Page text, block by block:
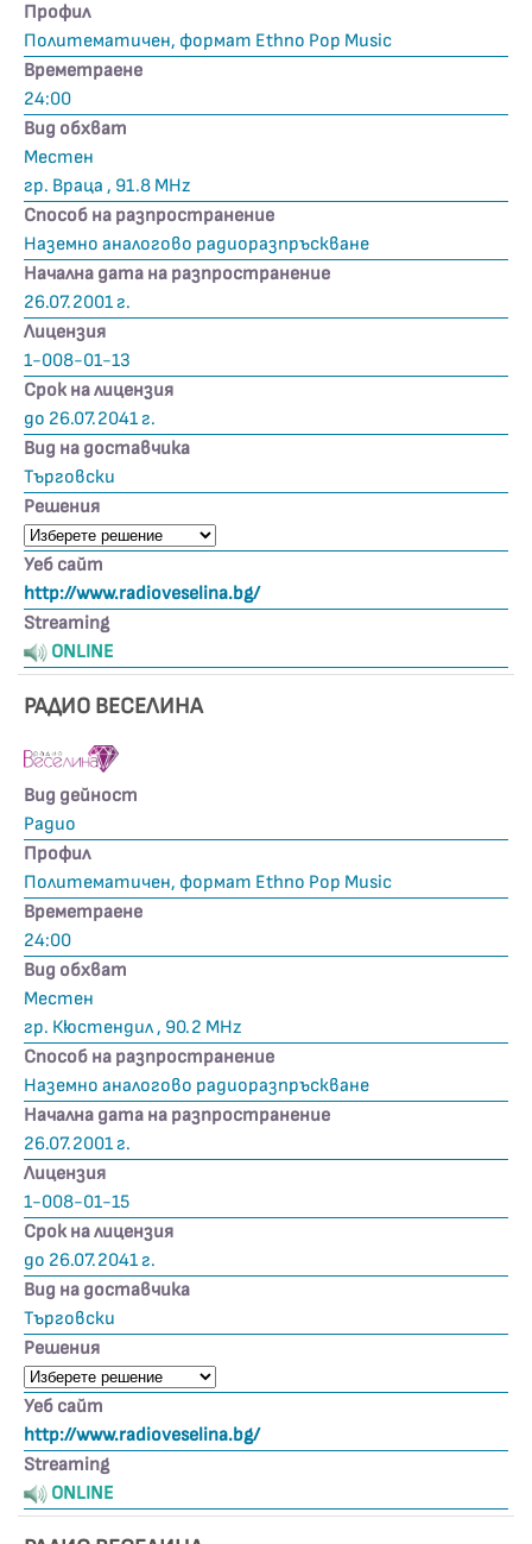
Профил
Политематичен, формат Ethno Pop Music
Времетраене
24:00
Вид обхват
Местен
гр. Враца , 91.8 MHz
Способ на разпространение
Наземно аналогово радиоразпръскване
Начална дата на разпространение
26.07.2001 г.
Лицензия
1-008-01-13
Срок на лицензия
до 26.07.2041 г.
Вид на доставчика
Търговски
Решения
Уеб сайт
http://www.radioveselina.bg/
Streaming
ONLINE
РАДИО ВЕСЕЛИНА
Вид дейност
Радио
Профил
Политематичен, формат Ethno Pop Music
Времетраене
24:00
Вид обхват
Местен
гр. Кюстендил , 90.2 MHz
Способ на разпространение
Наземно аналогово радиоразпръскване
Начална дата на разпространение
26.07.2001 г.
Лицензия
1-008-01-15
Срок на лицензия
до 26.07.2041 г.
Вид на доставчика
Търговски
Решения
Уеб сайт
http://www.radioveselina.bg/
Streaming
ONLINE